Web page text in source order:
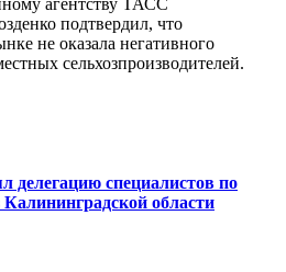
агентству ТАСС
подтвердил, что
не оказала негативного
сельхозпроизводителей.
делегацию специалистов по
области